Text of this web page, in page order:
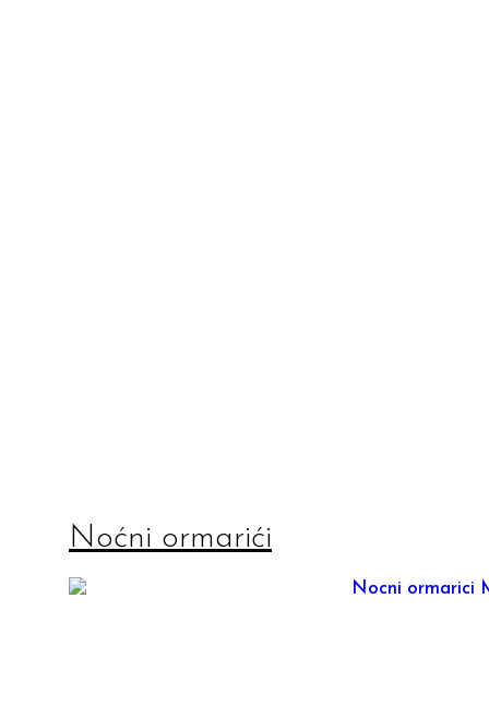
Noćni ormarići